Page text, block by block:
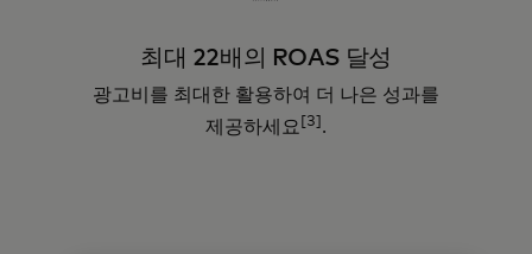
최대 22배의 ROAS 달성
광고비를 최대한 활용하여 더 나은 성과를
제공하세요 [3] .